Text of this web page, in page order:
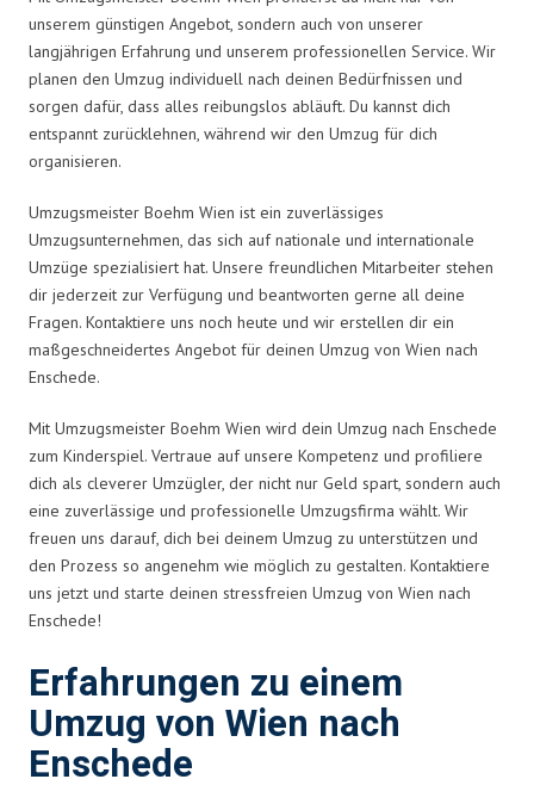
unserem günstigen Angebot, sondern auch von unserer
langjährigen Erfahrung und unserem professionellen Service. Wir
planen den Umzug individuell nach deinen Bedürfnissen und
sorgen dafür, dass alles reibungslos abläuft. Du kannst dich
entspannt zurücklehnen, während wir den Umzug für dich
organisieren.
Umzugsmeister Boehm Wien ist ein zuverlässiges
Umzugsunternehmen, das sich auf nationale und internationale
Umzüge spezialisiert hat. Unsere freundlichen Mitarbeiter stehen
dir jederzeit zur Verfügung und beantworten gerne all deine
Fragen. Kontaktiere uns noch heute und wir erstellen dir ein
maßgeschneidertes Angebot für deinen Umzug von Wien nach
Enschede.
Mit Umzugsmeister Boehm Wien wird dein Umzug nach Enschede
zum Kinderspiel. Vertraue auf unsere Kompetenz und profiliere
dich als cleverer Umzügler, der nicht nur Geld spart, sondern auch
eine zuverlässige und professionelle Umzugsfirma wählt. Wir
freuen uns darauf, dich bei deinem Umzug zu unterstützen und
den Prozess so angenehm wie möglich zu gestalten. Kontaktiere
uns jetzt und starte deinen stressfreien Umzug von Wien nach
Enschede!
Erfahrungen zu einem
Umzug von Wien nach
Enschede